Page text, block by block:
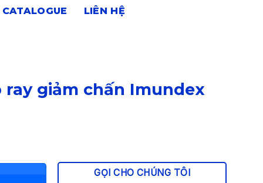
CATALOGUE LIÊN HỆ
ray giảm chấn Imundex
GỌI CHO CHÚNG TÔI